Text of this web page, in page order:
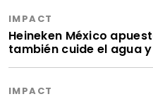
IMPACT
Heineken México
también cuide el agua
IMPACT